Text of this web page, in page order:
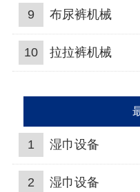
9 布尿裤机械
10 拉拉裤机械
1 湿巾设备
2 湿巾设备